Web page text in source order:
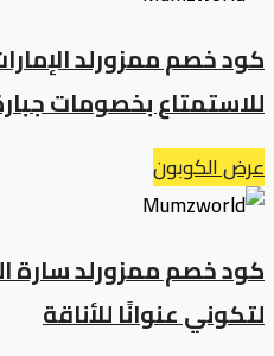
للاستمتاع بخصومات
عرض الكوبون
لتكوني عنوانًا للأناقة